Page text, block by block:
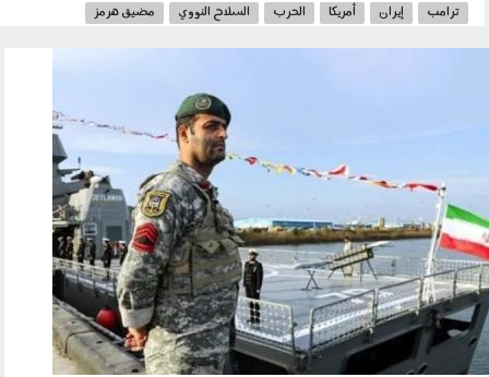
ترامب إيران أمريكا الحرب السلاح النووي مضيق هرمز